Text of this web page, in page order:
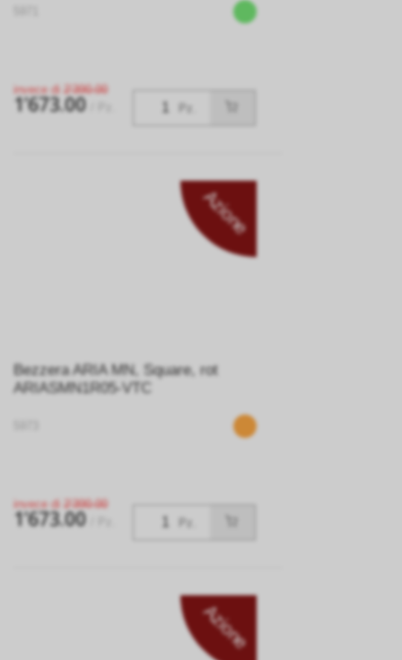
Pz.
invece di 2’390.00
1’673.00
Azione
Bezzera ARIA MN, Square, rot
ARIASMN1R05-VTC
Pz.
invece di 2’390.00
1’673.00
Azione